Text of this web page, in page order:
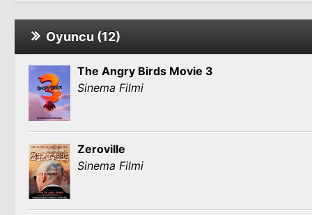
Oyuncu (12)
The Angry Birds Movie 3
Sinema Filmi
Zeroville
Sinema Filmi